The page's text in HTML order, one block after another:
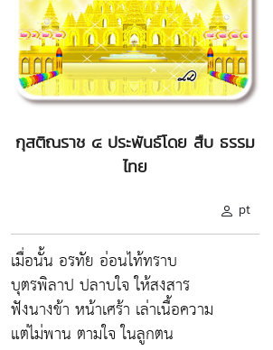
กุสติณราช ๔ ประพันธ์โดย สืบ ธรรม
ไทย
pt
เมื่อนั้น อรทัย อ่อนไท้ทราบ
บุตรพิลาป ปลาบใจ ให้สงสาร
ฟังนางข้า หน้าเศร้า เล่าเนื้อความ
แต่ไม่พาน ตามใจ ในลูกตน